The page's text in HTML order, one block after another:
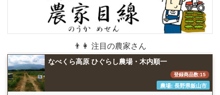
👨👩 注目の農家さん
なべくら高原 ひぐらし農場・木内順一
登録商品数:15
農場: 長野県飯山市